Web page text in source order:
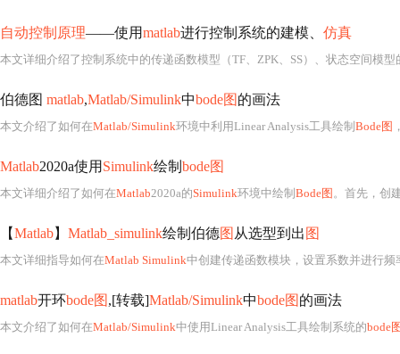
自动控制原理——使用matlab进行控制系统的建模、 仿真
本文详细介绍了控制系统中的传递函数模型（TF、ZPK、SS）、状态空间模
伯德图 matlab,Matlab/Simulink中bode图 的画法
本文介绍了如何在Matlab/Simulink环境中利用Linear Analysis工具绘制 Bode图
Matlab2020a使用 Simulink绘制 bode图
本文详细介绍了如何在Matlab2020a的Simulink环境中绘制 Bode图 。首先，创建新模型并添加
【Matlab】 Matlab_simulink绘制伯德图 从选型到出 图
本文详细指导如何在Matlab Simulink中创建传递函数模块，设置系数并进行频
matlab开环bode图 ,[转载]Matlab/Simulink中bode图 的画法
本文介绍了如何在Matlab/Simulink中使用Linear Analysis工具绘制系统的bode